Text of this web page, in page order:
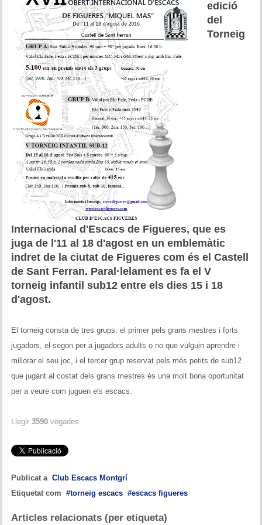
Historial del torneig Montgrí
Torneig de Nadal
Historial del torneig de Nadal
Torneig Social
Historial del torneig social
Torneig Llampec
Historial del torneig llampec
Escacs Actius
INFORMACIÓ
Història del club
Memòries
Teoria i problemes
Problemes
Tàctica
Altres tornejos
edició
del
Torneig
Internacional d'Escacs de Figueres, que es
juga de l'11 al 18 d'agost en un emblemàtic
indret de la ciutat de Figueres com és el Castell
de Sant Ferran. Paral·lelament es fa el V
torneig infantil sub12 entre els dies 15 i 18
d'agost.
El torneig consta de tres grups: el primer pels grans mestres i forts
jugadors, el segon per a jugadors adults o no que vulguin aprendre i
millorar el seu joc, i el tercer grup reservat pels més petits de sub12
que jugant al costat dels grans mestres és una molt bona oportunitat
per a veure com juguen els escacs.
Llegir 3590 vegades
Publicat a Club Escacs Montgrí
Etiquetat com
torneig escacs escacs figueres
Articles relacionats (per etiqueta)